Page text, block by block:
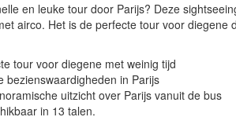
en leuke tour door Parijs? Deze
airco. Het is de perfecte tour voor diegene
tour voor diegene met weinig tijd
bezienswaardigheden in Parijs
uitzicht over Parijs vanuit de bus
in 13 talen.